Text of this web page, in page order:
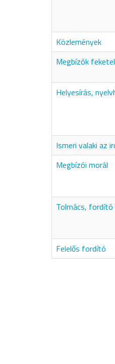
Közlemények
Megbízók
Helyesírás,
Ismeri valaki az
Megbízói morál
Tolmács,
Felelős fordító